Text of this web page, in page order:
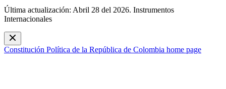
Última actualización: Abril 28 del 2026. Instrumentos
Internacionales
Constitución Política de la República de Colombia home page